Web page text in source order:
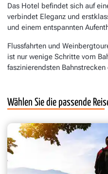
Das Hotel befindet sich auf
verbindet Eleganz und
und einem entspannten
Flussfahrten und
ist nur wenige Schritte vom
faszinierendsten
Wählen Sie die passende